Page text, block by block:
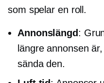
som spelar en roll.
Annonslängd:
längre annonsen
sända den.